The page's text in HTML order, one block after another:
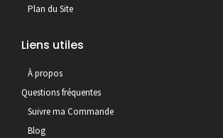
Plan du Site
Liens utiles
À propos
Questions fréquentes
Suivre ma Commande
Blog